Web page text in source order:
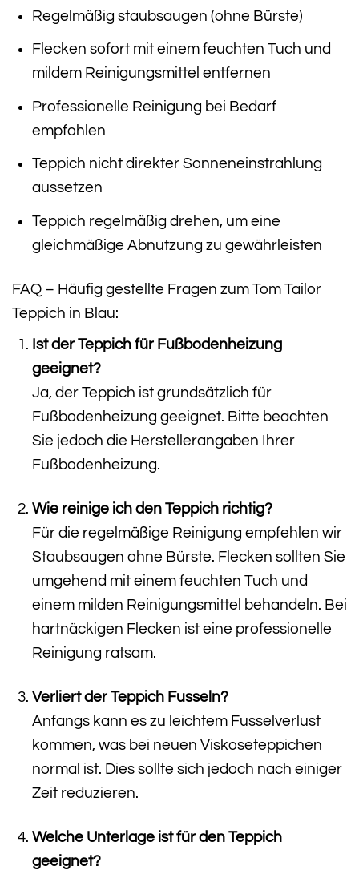
Regelmäßig staubsaugen (ohne Bürste)
Flecken sofort mit einem feuchten Tuch und
mildem Reinigungsmittel entfernen
Professionelle Reinigung bei Bedarf
empfohlen
Teppich nicht direkter Sonneneinstrahlung
aussetzen
Teppich regelmäßig drehen, um eine
gleichmäßige Abnutzung zu gewährleisten
FAQ – Häufig gestellte Fragen zum Tom Tailor
Teppich in Blau:
Ist der Teppich für Fußbodenheizung
geeignet?
Ja, der Teppich ist grundsätzlich für
Fußbodenheizung geeignet. Bitte beachten
Sie jedoch die Herstellerangaben Ihrer
Fußbodenheizung.
Wie reinige ich den Teppich richtig?
Für die regelmäßige Reinigung empfehlen wir
Staubsaugen ohne Bürste. Flecken sollten Sie
umgehend mit einem feuchten Tuch und
einem milden Reinigungsmittel behandeln. Bei
hartnäckigen Flecken ist eine professionelle
Reinigung ratsam.
Verliert der Teppich Fusseln?
Anfangs kann es zu leichtem Fusselverlust
kommen, was bei neuen Viskoseteppichen
normal ist. Dies sollte sich jedoch nach einiger
Zeit reduzieren.
Welche Unterlage ist für den Teppich
geeignet?